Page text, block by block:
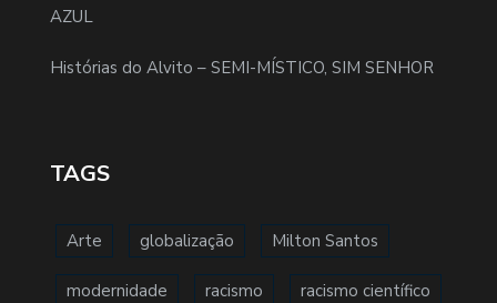
AZUL
Histórias do Alvito – SEMI-MÍSTICO, SIM SENHOR
TAGS
Arte globalização Milton Santos
modernidade racismo racismo científico